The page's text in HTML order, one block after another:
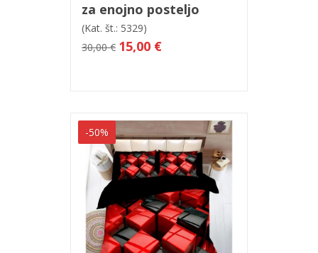
za enojno posteljo
(Kat. št.: 5329)
30,00 € 15,00 €
-50%